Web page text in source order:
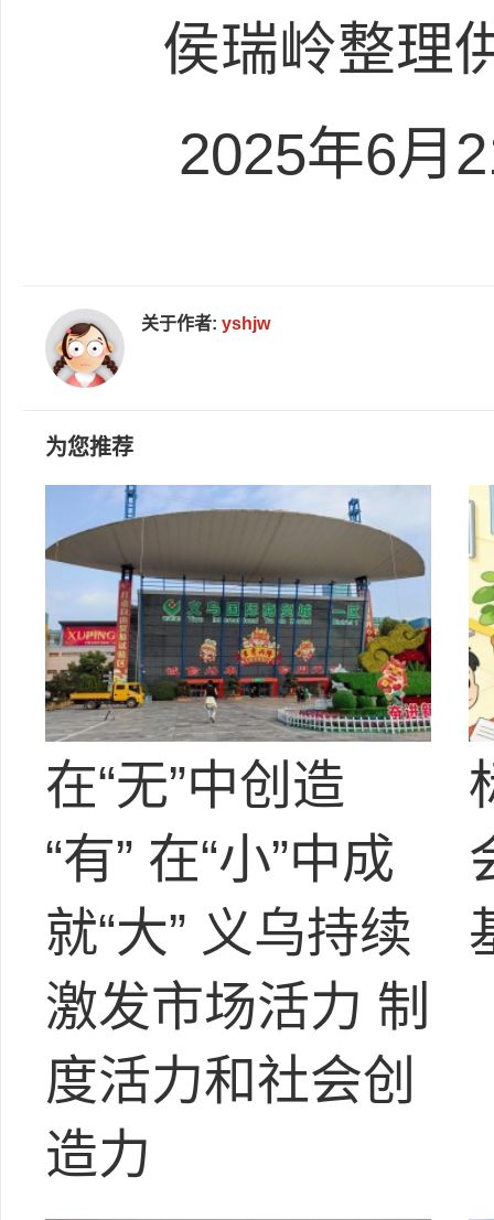
侯瑞岭整
2025年6
关于作者: yshjw
为您推荐
在“无”中创造
“有” 在“小”中成
就“大” 义乌持续
激发市场活力 制
度活力和社会创
造力